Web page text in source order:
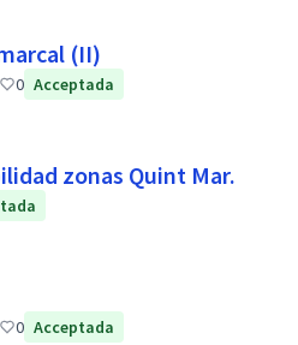
(II)
0 Acceptada
zonas Quint Mar.
0 Acceptada